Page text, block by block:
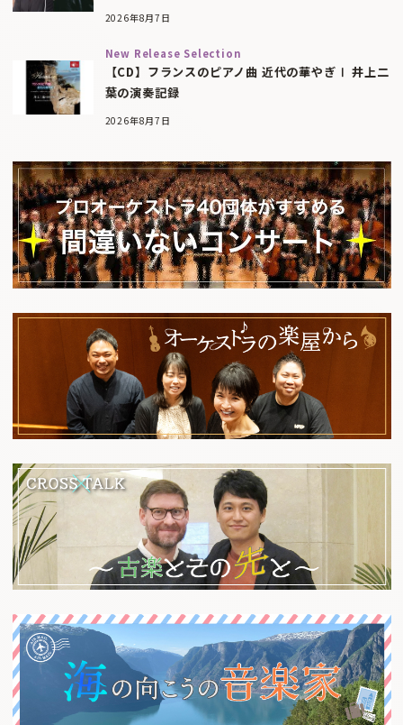
2026年8月7日
New Release Selection
【CD】フランスのピアノ曲 近代の華やぎⅠ 井上二
葉の演奏記録
2026年8月7日